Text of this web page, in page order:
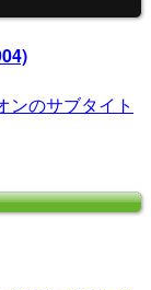
ンのサブタイト